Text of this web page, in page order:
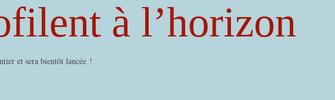
à l’horizon
et sera bientôt lancée !